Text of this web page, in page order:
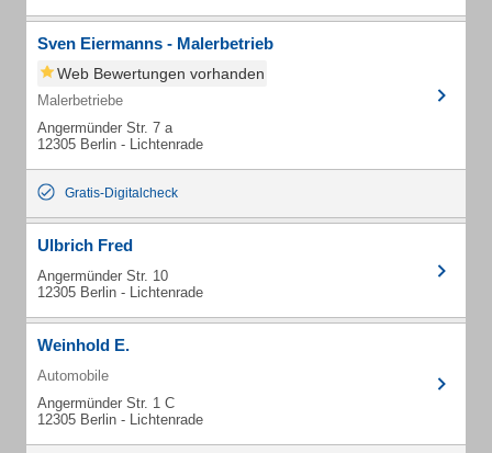
Sven Eiermanns - Malerbetrieb
Web Bewertungen vorhanden
Malerbetriebe
Angermünder Str. 7 a
12305 Berlin - Lichtenrade
Gratis-Digitalcheck
Ulbrich Fred
Angermünder Str. 10
12305 Berlin - Lichtenrade
Weinhold E.
Automobile
Angermünder Str. 1 C
12305 Berlin - Lichtenrade